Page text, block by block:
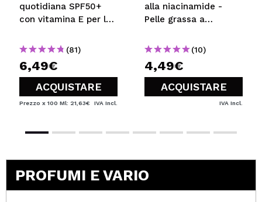
quotidiana SPF50+
con vitamina E per la
(81)
6,49€
ACQUISTARE
Prezzo x 100 Ml: 21,63€ IVA Incl.
alla niacinamide -
Pelle grassa a
(10)
4,49€
ACQUISTARE
IVA Incl.
PROFUMI E VARIO